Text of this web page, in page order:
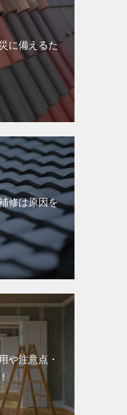
に備えるた
修は原因を
や注意点・